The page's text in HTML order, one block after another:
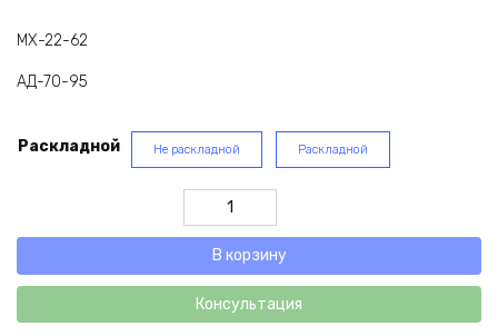
МХ-22-62
АД-70-95
Раскладной Не раскладной Раскладной
Количество
товара
Диван
В корзину
Консультация